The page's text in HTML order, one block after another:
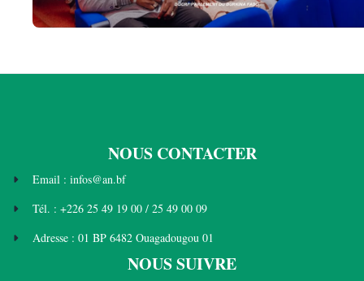
NOUS CONTACTER
Email : infos@an.bf
Tél. : +226 25 49 19 00 / 25 49 00 09
Adresse : 01 BP 6482 Ouagadougou 01
NOUS SUIVRE